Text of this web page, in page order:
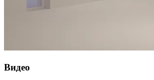
Видео